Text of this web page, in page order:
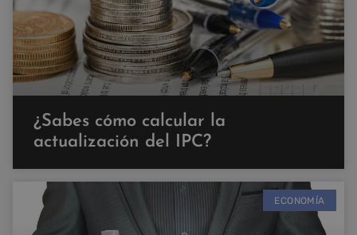
¿Sabes cómo calcular la
actualización del IPC?
ECONOMÍA